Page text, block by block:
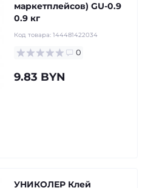
маркетплейсов) GU-0.9
0.9 кг
Код товара: 144481422034
0
9.83 BYN
УНИКОЛЕР Клей